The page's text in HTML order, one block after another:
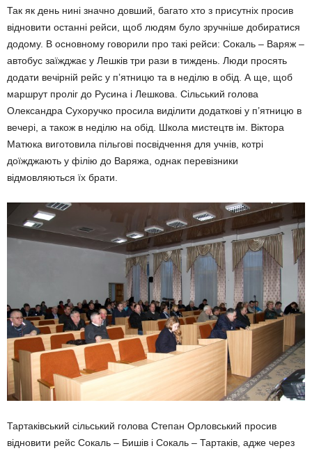
Так як день нині значно довший, багато хто з присутніх просив
відновити останні рейси, щоб людям було зручніше добиратися
додому. В основному говорили про такі рейси: Сокаль – Варяж –
автобус заїжджає у Лешків три рази в тиждень. Люди просять
додати вечірній рейс у п’ятницю та в неділю в обід. А ще, щоб
маршрут проліг до Русина і Лешкова. Сільський голова
Олександра Сухоручко просила виділити додаткові у п’ятницю в
вечері, а тaкож в неділю на обід. Школа мистецтв ім. Віктора
Матюка виготовила пільгові посвідчення для учнів, котрі
доїжджають у філію до Варяжа, однак перевізники
відмовляються їх брати.
Тартаківський сільський голова Степан Орловський просив
відновити рейс Сокаль – Бишів і Сокаль – Тартаків, адже через